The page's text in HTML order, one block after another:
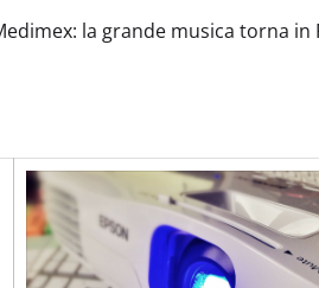
la grande musica torna in